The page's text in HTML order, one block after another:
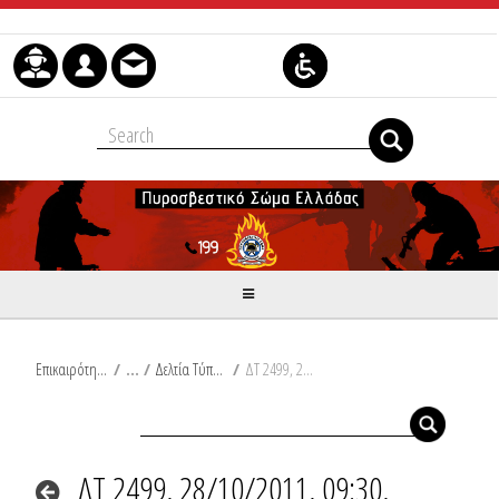
Skip to Content
Επικαιρότητα / Δελτία Τύπου / ΔΤ 2499, 28/10/2011, 09:30, Συμβάν
ΔΤ 2499, 28/10/2011, 09:30,